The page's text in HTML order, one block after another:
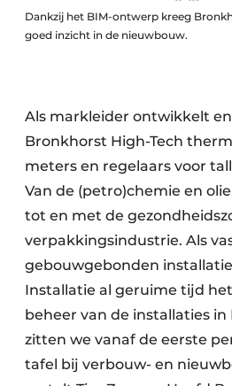
Dankzij het BIM-ontwerp kreeg
goed inzicht in de nieuwbouw.
Als markleider ontwikkelt
Bronkhorst High-Tech
meters en regelaars voor
Van de (petro)chemie en
tot en met de
verpakkingsindustrie. Als
gebouwgebonden
Installatie al geruime tijd
beheer van de installaties in
zitten we vanaf de eerste
tafel bij verbouw- en